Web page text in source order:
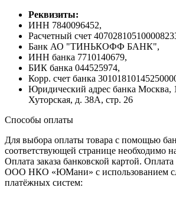
Реквизиты:
ИНН 7840096452,
Расчетный счет
Банк АО "ТИНЬКОФФ БАНК",
ИНН банка 7710140679,
БИК банка 044525974,
Корр. счет банка
Юридический адрес банка Москва,
Хуторская, д. 38А, стр. 26
Способы оплаты
Для выбора оплаты товара с помощью
соответствующей странице необходимо
Оплата заказа банковской картой.
ООО НКО «ЮМани» с использованием
платёжных систем: